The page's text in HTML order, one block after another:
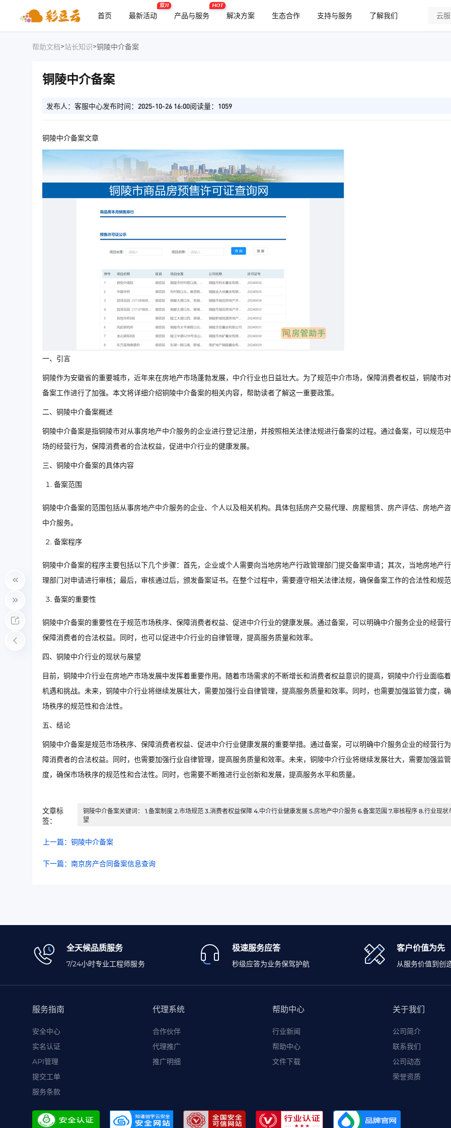
首页 最新活动
双11
产品与服务
HOT
解决方案 生态合作 支持与服务
了解我们
帮助文档>站长知识>铜陵中介备案
铜陵中介备案
发布人：客服中心发布时间：2025-10-26 16:00阅读量：1059
铜陵中介备案文章
一、引言
铜陵作为安徽省的重要城市，近年来在房地产市场蓬勃发展，中介行业也日益壮大。为了规范中介市场，保障消费者权益，铜陵市
备案工作进行了加强。本文将详细介绍铜陵中介备案的相关内容，帮助读者了解这一重要政策。
二、铜陵中介备案概述
铜陵中介备案是指铜陵市对从事房地产中介服务的企业进行登记注册，并按照相关法律法规进行备案的过程。通过备案，可以规范
场的经营行为，保障消费者的合法权益，促进中介行业的健康发展。
三、铜陵中介备案的具体内容
备案范围
铜陵中介备案的范围包括从事房地产中介服务的企业、个人以及相关机构。具体包括房产交易代理、房屋租赁、房产评估、房地产
中介服务。
备案程序
铜陵中介备案的程序主要包括以下几个步骤：首先，企业或个人需要向当地房地产行政管理部门提交备案申请；其次，当地房地产
理部门对申请进行审核；最后，审核通过后，颁发备案证书。在整个过程中，需要遵守相关法律法规，确保备案工作的合法性和规范
备案的重要性
铜陵中介备案的重要性在于规范市场秩序、保障消费者权益、促进中介行业的健康发展。通过备案，可以明确中介服务企业的经营行
保障消费者的合法权益。同时，也可以促进中介行业的自律管理，提高服务质量和效率。
四、铜陵中介行业的现状与展望
目前，铜陵中介行业在房地产市场发展中发挥着重要作用。随着市场需求的不断增长和消费者权益意识的提高，铜陵中介行业面临
机遇和挑战。未来，铜陵中介行业将继续发展壮大，需要加强行业自律管理，提高服务质量和效率。同时，也需要加强监管力度，
场秩序的规范性和合法性。
五、结论
铜陵中介备案是规范市场秩序、保障消费者权益、促进中介行业健康发展的重要举措。通过备案，可以明确中介服务企业的经营行
障消费者的合法权益。同时，也需要加强行业自律管理，提高服务质量和效率。未来，铜陵中介行业将继续发展壮大，需要加强监
度，确保市场秩序的规范性和合法性。同时，也需要不断推进行业创新和发展，提高服务水平和质量。
文章标
签：
铜陵中介备案关键词： 1.备案制度 2.市场规范 3.消费者权益保障 4.中介行业健康发展 5.房地产中介服务 6.备案范围 7.审核程序 8.行业现状
望
上一篇：铜陵中介备案
下一篇：南京房产合同备案信息查询
全天候品质服务
7/24小时专业工程师服务
极速服务应答
秒级应答为业务保驾护航
客户价值为先
从服务价值到创
服务指南
安全中心
实名认证
API管理
提交工单
服务条款
代理系统
合作伙伴
代理推广
推广明细
帮助中心
行业新闻
帮助中心
文件下载
关于我们
公司简介
联系我们
公司动态
荣誉资质